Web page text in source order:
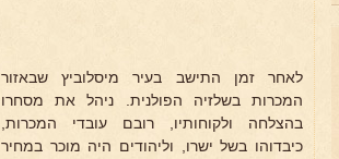
לאחר זמן התישב בעיר מיסלוביץ שבאזור
המכרות בשלזיה הפולנית. ניהל את מסחרו
בהצלחה ולקוחותיו, רובם עובדי המכרות,
כיבדוהו בשל ישרו, וליהודים היה מוכר במחיר